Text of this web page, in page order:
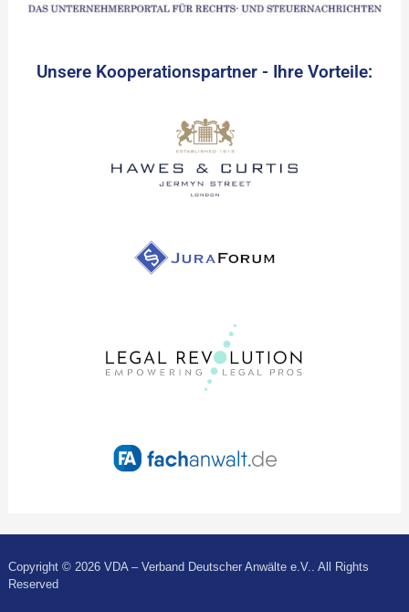
Unsere Kooperationspartner - Ihre Vorteile:
Copyright © 2026 VDA – Verband Deutscher Anwälte e.V.. All Rights
Reserved